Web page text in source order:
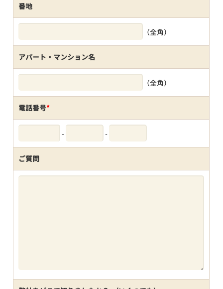
番地
（全角）
アパート・マンション名
（全角）
電話番号*
- -
ご質問